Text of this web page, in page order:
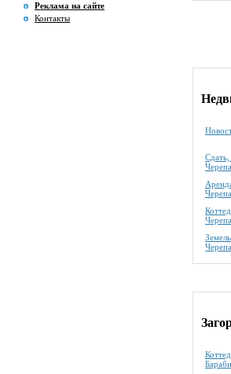
Реклама на сайте
Контакты
Сдать,